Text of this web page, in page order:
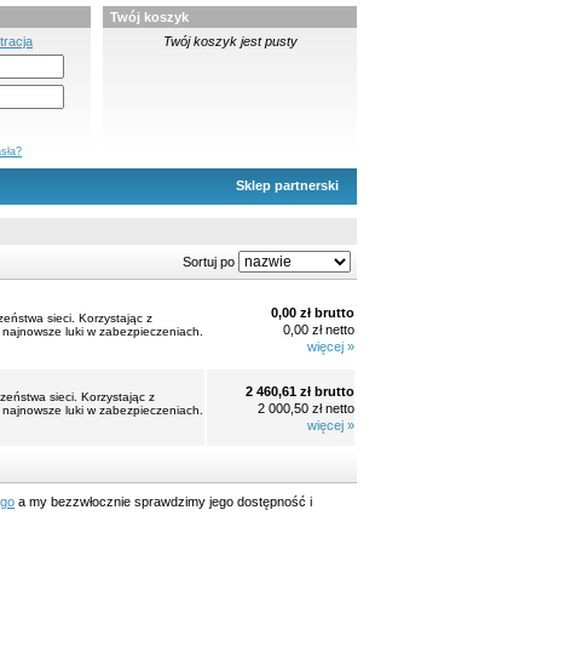
Twój koszyk
Twój koszyk jest pusty
Sklep partnerski
Sortuj po
sieci. Korzystając z
luki w zabezpieczeniach.
0,00 zł brutto
0,00 zł netto
więcej »
sieci. Korzystając z
luki w zabezpieczeniach.
2 460,61 zł brutto
2 000,50 zł netto
więcej »
a my bezzwłocznie sprawdzimy jego dostępność i